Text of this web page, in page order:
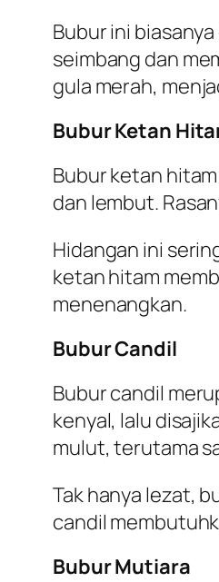
Bubur ini
seimbang dan
gula merah,
Bubur Ketan
Bubur ketan
dan lembut.
Hidangan ini
ketan hitam
menenangkan.
Bubur Candil
Bubur candil
kenyal, lalu
mulut, terutama
Tak hanya lezat,
candil
Bubur Mutiara